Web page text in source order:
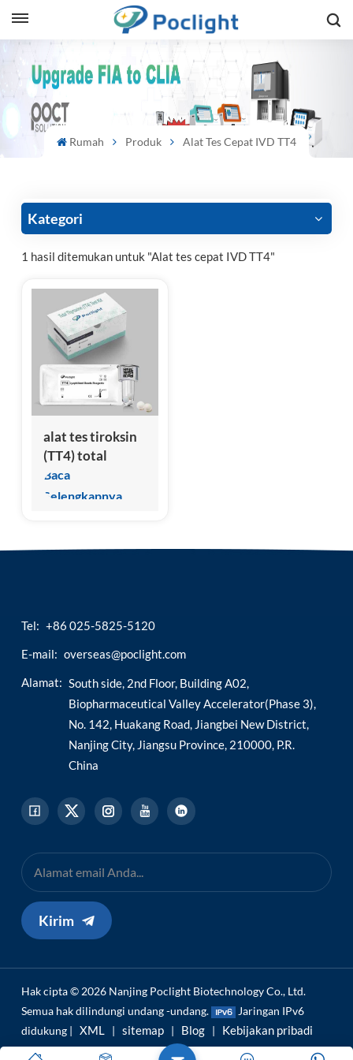
Rumah Produk Alat Tes Cepat IVD TT4
Kategori
1 hasil ditemukan untuk "Alat tes cepat IVD TT4"
alat tes tiroksin
(TT4) total
Baca
Selengkapnya
Tel: +86 025-5825-5120
E-mail: overseas@poclight.com
Alamat: South side, 2nd Floor, Building A02,
Biopharmaceutical Valley Accelerator(Phase 3),
No. 142, Huakang Road, Jiangbei New District,
Nanjing City, Jiangsu Province, 210000, P.R.
China
Kirim
Hak cipta © 2026 Nanjing Poclight Biotechnology Co., Ltd.
Semua hak dilindungi undang -undang.
Jaringan IPv6
didukung | XML | sitemap | Blog | Kebijakan pribadi